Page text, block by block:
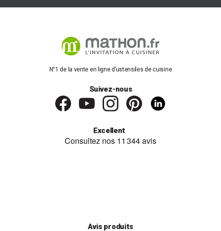
N°1 de la vente en ligne d’ustensiles de cuisine
Suivez-nous
Excellent
Avis produits